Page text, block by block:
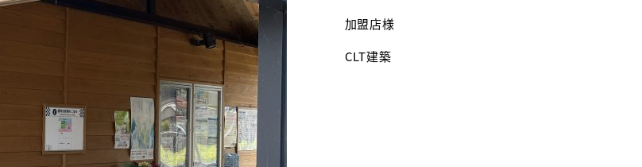
加盟店様
CLT建築